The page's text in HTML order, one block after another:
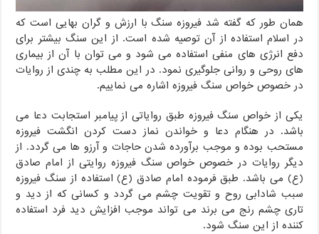
همان طور که گفته شد فیروزه سنگ با ارزش و گران بهایی است که
در اسلام استفاده از آن توصیه شده است. از این سنگ بیشتر برای
دفع انرژی های منفی استفاده می شود و می توان با آن از بیماری
های روحی و روانی جلوگیری نمود. در این مطلب به چندی از روایات
در خصوص خواص سنگ فیروزه اشاره می نماییم.
یکی از خواص سنگ فیروزه طبق روایاتی از پیامبر استجابت دعا می
باشد. در هنگام دعا و خواندن نماز دست کردن انگشت فیروزه
مستحب بوده و موجب برآورده شدن حاجات و آرزو ها می گردد. از
دیگر روایات در خصوص خواص سنگ فیروزه روایتی از امام صادق
(ع) می باشد. طبق فرموده امام صادق (ع) استفاده از سنگ فیروزه
سبب شادابی روح و تقویت چشم می گردد و کسانی که از دید و
تاری چشم رنج می برند می تواند موجب افزایش دید فرد استفاده
کننده از این سنگ شود.